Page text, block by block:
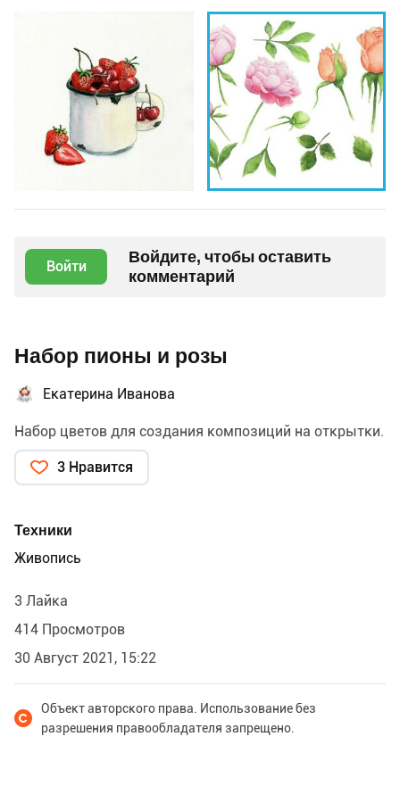
Войти
Войдите, чтобы оставить
комментарий
Набор пионы и розы
Екатерина Иванова
Набор цветов для создания композиций на открытки.
3 Нравится
Техники
Живопись
3 Лайка
414 Просмотров
30 Август 2021, 15:22
Объект авторского права. Использование без
разрешения правообладателя запрещено.